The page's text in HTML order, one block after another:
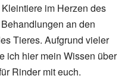
im Herzen des
an den
Tieres. Aufgrund vieler
ich hier mein Wissen über
Rinder mit euch.